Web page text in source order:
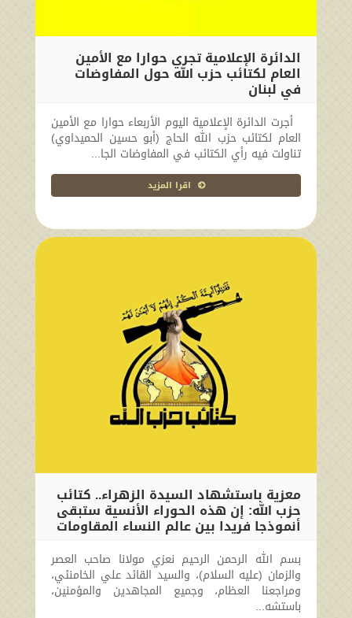
الدائرة الإعلامية تجري حوارا مع الأمين
العام لكتائب حزب الله حول المفاوضات
في لبنان
أجرت الدائرة الإعلامية اليوم الأربعاء حوارا مع الأمين
العام لكتائب حزب الله الحاج (أبو حسين الحميداوي)
تناولت فيه رأي الكتائب في المفاوضات الجا...
اقرا المزيد
معزية باستشهاد السيدة الزهراء.. كتائب
حزب الله: إن هذه الحوراء الأنسية ستبقى
أنموذجا فريدا بين عالم النساء المقاومات
2024-11-14 19:08:42
بسم الله الرحمن الرحيم نعزي مولانا صاحب العصر
والزمان (عليه السلام)، والسيد القائد علي الخامنئي،
ومراجعنا العظام، وجميع المجاهدين والمؤمنين،
باستشه...